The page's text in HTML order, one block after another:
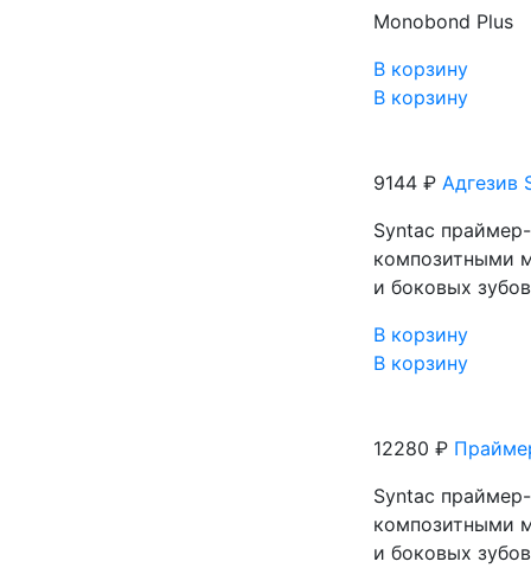
Monobond Plus
В корзину
В корзину
9144 ₽ Адгезив
Syntaс
композитными
и боковых
В корзину
В корзину
12280 ₽
Syntaс
композитными
и боковых